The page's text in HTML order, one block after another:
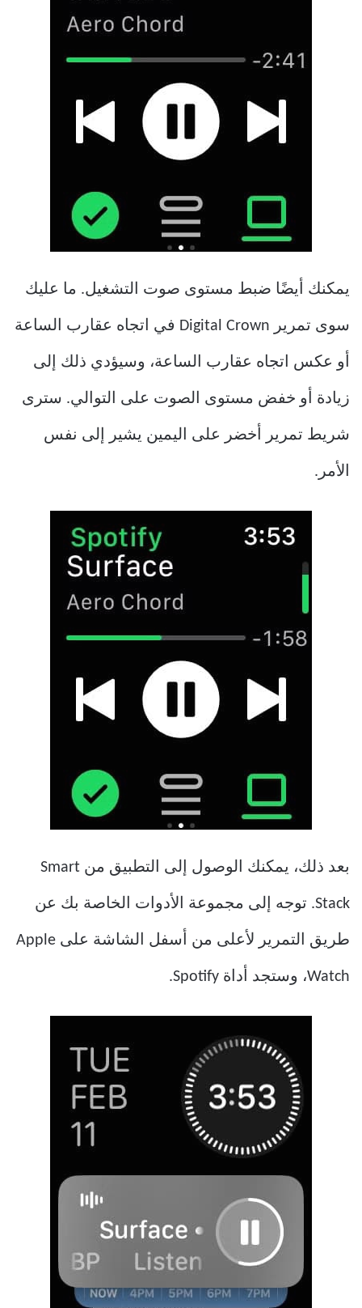
يمكنك أيضًا ضبط مستوى صوت التشغيل. ما عليك
سوى تمرير Digital Crown في اتجاه عقارب الساعة
أو عكس اتجاه عقارب الساعة، وسيؤدي ذلك إلى
زيادة أو خفض مستوى الصوت على التوالي. سترى
شريط تمرير أخضر على اليمين يشير إلى نفس
الأمر.
بعد ذلك، يمكنك الوصول إلى التطبيق من Smart
Stack. توجه إلى مجموعة الأدوات الخاصة بك عن
طريق التمرير لأعلى من أسفل الشاشة على Apple
Watch، وستجد أداة Spotify.